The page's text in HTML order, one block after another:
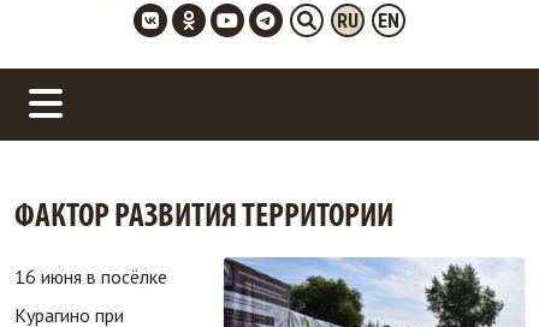
RU EN
ФАКТОР РАЗВИТИЯ ТЕРРИТОРИИ
16 июня в посёлке
Курагино при